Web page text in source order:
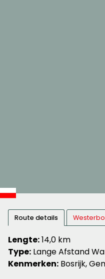
Route details
Lengte:14,0 km
Type: Lange Afstand
Kenmerken: Bosrijk,